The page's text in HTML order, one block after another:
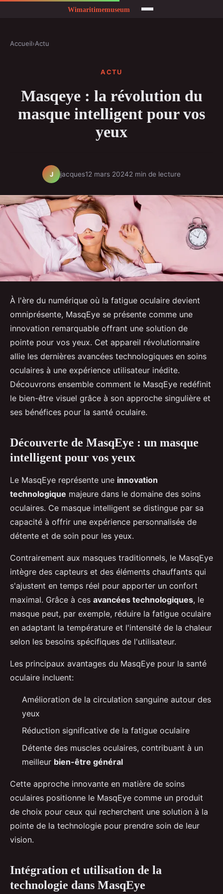
Accueil›Actu
ACTU
Masqeye : la révolution du
masque intelligent pour vos
yeux
J jacques12 mars 20242 min de lecture
À l'ère du numérique où la fatigue oculaire devient
omniprésente, MasqEye se présente comme une
innovation remarquable offrant une solution de
pointe pour vos yeux. Cet appareil révolutionnaire
allie les dernières avancées technologiques en soins
oculaires à une expérience utilisateur inédite.
Découvrons ensemble comment le MasqEye redéfinit
le bien-être visuel grâce à son approche singulière et
ses bénéfices pour la santé oculaire.
Découverte de MasqEye : un masque
intelligent pour vos yeux
Le MasqEye représente une innovation
technologique majeure dans le domaine des soins
oculaires. Ce masque intelligent se distingue par sa
capacité à offrir une expérience personnalisée de
détente et de soin pour les yeux.
Contrairement aux masques traditionnels, le MasqEye
intègre des capteurs et des éléments chauffants qui
s'ajustent en temps réel pour apporter un confort
maximal. Grâce à ces avancées technologiques, le
masque peut, par exemple, réduire la fatigue oculaire
en adaptant la température et l'intensité de la chaleur
selon les besoins spécifiques de l'utilisateur.
Les principaux avantages du MasqEye pour la santé
oculaire incluent:
Amélioration de la circulation sanguine autour des
yeux
Réduction significative de la fatigue oculaire
Détente des muscles oculaires, contribuant à un
meilleur bien-être général
Cette approche innovante en matière de soins
oculaires positionne le MasqEye comme un produit
de choix pour ceux qui recherchent une solution à la
pointe de la technologie pour prendre soin de leur
vision.
Intégration et utilisation de la
technologie dans MasqEye